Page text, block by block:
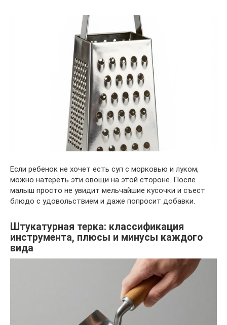
Если ребенок не хочет есть суп с морковью и луком,
можно натереть эти овощи на этой стороне. После
малыш просто не увидит мельчайшие кусочки и съест
блюдо с удовольствием и даже попросит добавки.
Штукатурная терка: классификация
инструмента, плюсы и минусы каждого
вида